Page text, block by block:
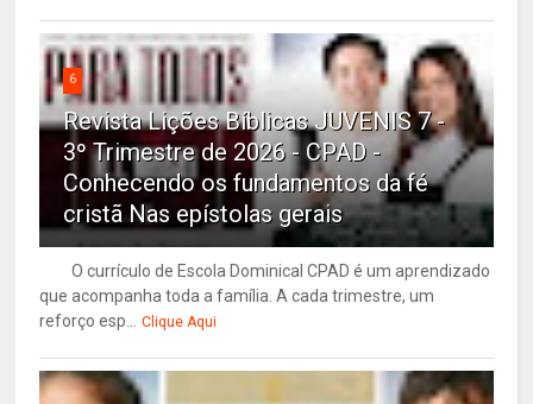
6
Revista Lições Bíblicas JUVENIS 7 -
3º Trimestre de 2026 - CPAD -
Conhecendo os fundamentos da fé
cristã Nas epístolas gerais
O currículo de Escola Dominical CPAD é um aprendizado
que acompanha toda a família. A cada trimestre, um
reforço esp... Clique Aqui